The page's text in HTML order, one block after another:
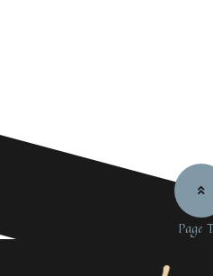
Page